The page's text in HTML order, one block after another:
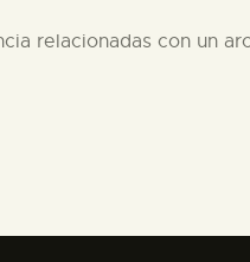
relacionadas con un